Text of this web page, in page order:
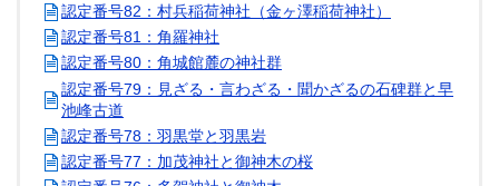
認定番号82：村兵稲荷神社（金ヶ澤稲荷神社）
認定番号81：角羅神社
認定番号80：角城館麓の神社群
認定番号79：見ざる・言わざる・聞かざるの石碑群と早
池峰古道
認定番号78：羽黒堂と羽黒岩
認定番号77：加茂神社と御神木の桜